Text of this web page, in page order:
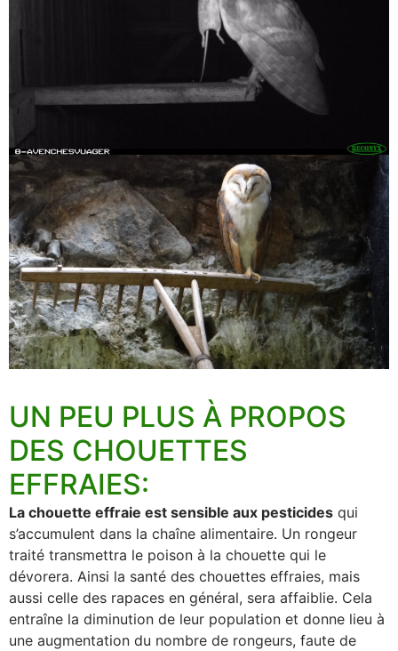
UN PEU PLUS À PROPOS
DES CHOUETTES
EFFRAIES:
La chouette effraie est sensible aux pesticides qui
s’accumulent dans la chaîne alimentaire. Un rongeur
traité transmettra le poison à la chouette qui le
dévorera. Ainsi la santé des chouettes effraies, mais
aussi celle des rapaces en général, sera affaiblie. Cela
entraîne la diminution de leur population et donne lieu à
une augmentation du nombre de rongeurs, faute de